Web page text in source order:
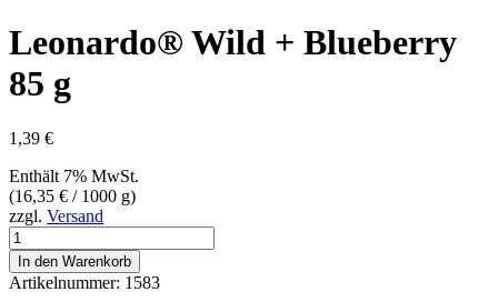
Leonardo® Wild + Blueberry
85 g
1,39 €
Enthält 7% MwSt.
(16,35 € / 1000 g)
zzgl. Versand
Leonardo®
Wild
+
Blueberry
In den Warenkorb
Artikelnummer: 1583